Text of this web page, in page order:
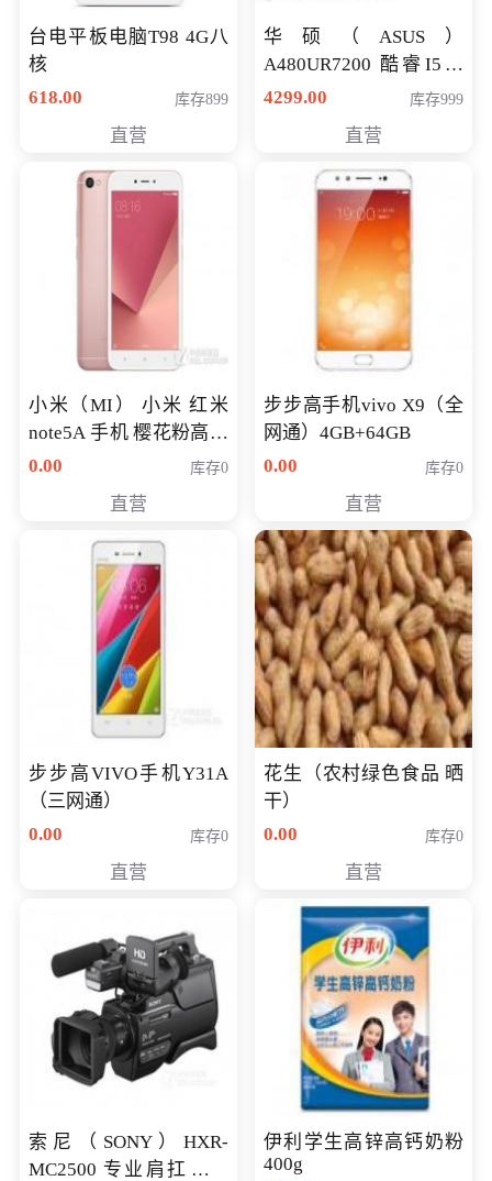
台电平板电脑T98 4G八
核
618.00
库存899
直营
华硕（ASUS）
A480UR7200 酷睿I5超
薄学生办公游戏独显笔
NV930-2G独
4299.00 库存999
直营
小米（MI） 小米 红米
note5A 手机 樱花粉高配
版 全网通(3G+32G)
0.00 库存0
直营
步步高手机vivo X9（全
网通）4GB+64GB
0.00
库存0
直营
步步高VIVO手机Y31A
（三网通）
0.00
库存0
直营
花生（农村绿色食品 晒
干）
0.00
库存0
直营
索尼（SONY）HXR-
MC2500 专业肩扛式存
伊利学生高锌高钙奶粉
400g